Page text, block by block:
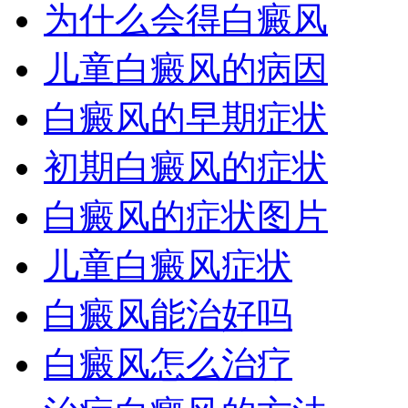
为什么会得白癜风
儿童白癜风的病因
白癜风的早期症状
初期白癜风的症状
白癜风的症状图片
儿童白癜风症状
白癜风能治好吗
白癜风怎么治疗